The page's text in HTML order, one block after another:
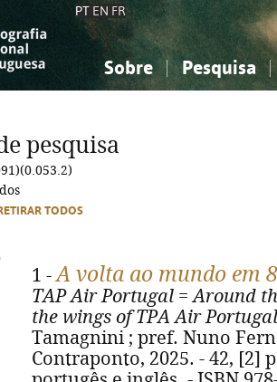
PT EN FR
Sobre Pesquisa
Ciências sociais...
Ciências sociais...
pesquisa
TODOS
1 -A volta ao mundo em
TAP Air Portugal =Around
the wings of TPA Air Portugal
Tamagnini ; pref. Nuno
Contraponto, 2025. - 42, [2]